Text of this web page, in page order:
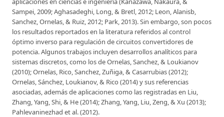
Sampei, 2009; Aghasadeghi, Long, & Bretl, 2012; Leon, Alanisb,
Sanchez, Ornelas, & Ruiz, 2012; Park, 2013). Sin embargo, son pocos
los resultados reportados en la literatura referidos al control
óptimo inverso para regulación de circuitos convertidores de
potencia. Algunos trabajos incluyen desarrollos analíticos para
sistemas discretos, como los de Ornelas, Sanchez, & Loukianov
(2010); Ornelas, Rico, Sanchez, Zuñiga, & Casarrubias (2012);
Ornelas, Sánchez, Loukianov, & Rico (2014) y sus referencias
asociadas, además de aplicaciones como las registradas en Liu,
Zhang, Yang, Shi, & He (2014); Zhang, Yang, Liu, Zeng, & Xu (2013);
Pahlevaninezhad et al. (2012).